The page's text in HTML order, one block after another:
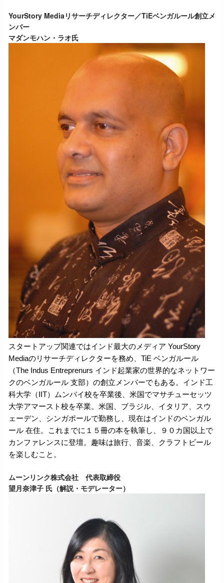
YourStory Mediaリサーチディレクター／TiEベンガルール創立メ
ンバー
マダンモハン・ラオ氏
スタートアップ関連ではインド最大のメディア YourStory
Mediaのリサーチディレクターを務め、TiE ベンガルール
（The Indus Entreprenurs インド起業家の世界的なネットワー
クのベンガルール 支部）の創立メンバーでもある。インド工
科大学（IIT）ムンバイ校を卒業後、米国でマサチューセッツ
大学アマースト校を卒業。米国、ブラジル、イタリア、スウ
ェーデン、シンガポールで勤務し、現在はインドのベンガル
ール 在住。これまでに１５冊の本を執筆し、９０カ国以上で
カンファレンスに登壇。趣味は旅行、音楽、クラフトビール
を楽しむこと。
ムーンリンク株式会社 代表取締役
望月奈津子 氏（解説・モデレーター）